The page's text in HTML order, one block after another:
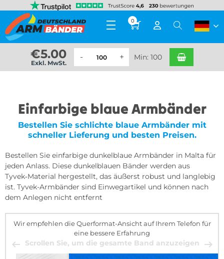
0
€5.00
Exkl. MwSt.
Min: 100
Einfarbige blaue Armbänder
Bestellen Sie schlichte blaue Armbänder mit
schneller Lieferung und besten Preisen.
Bestellen Sie einfarbige dunkelblaue Armbänder in Malta für
jeden Anlass. Diese dunkelblauen Bänder werden aus
Tyvek‑Material hergestellt, das äußerst robust und langlebig
ist. Tyvek-Armbänder sind Einwegartikel und können nach
dem Anlegen nicht entfernt
Wir empfehlen die Querformat-Ansicht auf Ihrem Telefon für
eine bessere Erfahrung
Scrollen Sie, um die gesamte Band anzuzeigen